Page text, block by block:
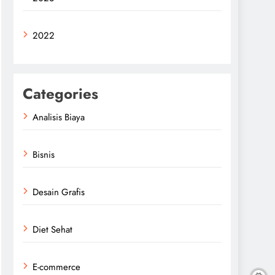
2022
Categories
Analisis Biaya
Bisnis
Desain Grafis
Diet Sehat
E-commerce